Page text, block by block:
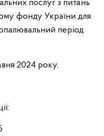
послуг з питань
фонду України для
період
2024 року.